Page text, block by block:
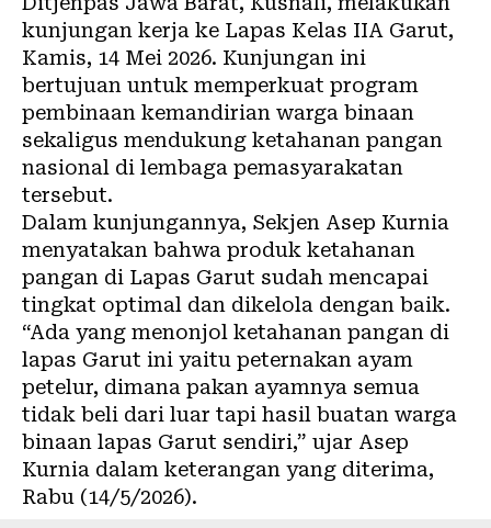
kunjungan kerja ke Lapas Kelas IIA Garut,
Kamis, 14 Mei 2026. Kunjungan ini
bertujuan untuk memperkuat program
pembinaan kemandirian warga binaan
sekaligus mendukung ketahanan pangan
nasional di lembaga pemasyarakatan
tersebut.
Dalam kunjungannya, Sekjen Asep Kurnia
menyatakan bahwa produk ketahanan
pangan di Lapas Garut sudah mencapai
tingkat optimal dan dikelola dengan baik.
“Ada yang menonjol ketahanan pangan di
lapas Garut ini yaitu peternakan ayam
petelur, dimana pakan ayamnya semua
tidak beli dari luar tapi hasil buatan warga
binaan lapas Garut sendiri,” ujar Asep
Kurnia dalam keterangan yang diterima,
Rabu (14/5/2026).